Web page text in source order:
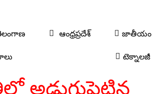
ఆంధ్రప్రదేశ్ జాతీయం
టెక్నాలజీ
అడుగుపెట్టిన